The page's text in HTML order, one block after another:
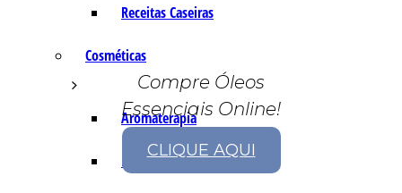
Receitas Caseiras
Cosméticas
Aromaterapia
Fórmulas Caseiras
Compre Óleos
Essenciais Online!
CLIQUE AQUI